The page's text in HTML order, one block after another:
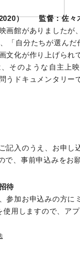
2020） 監督：佐
画館がありましたが
「自分たちが選ん
文化が作り上げられ
、そのような自主上
うドキュメンタリー
記入のうえ、お申し
、事前申込みをお
待
参加お申込みの方に
用しますので、ア